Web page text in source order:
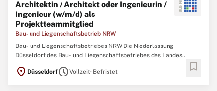
Architektin / Architekt oder Ingenieurin /
Ingenieur (w/m/d) als
Projektteammitglied
Bau- und Liegenschaftsbetrieb NRW
Bau- und Liegenschaftsbetriebes NRW Die Niederlassung
Düsseldorf des Bau- und Liegenschaftsbetriebes des Landes
Zeitpunkt eine/n Architektin / Architekten oder Ingenieurin /
location_on DüsseldorfscheduleVollzeit· Befristet bookmark